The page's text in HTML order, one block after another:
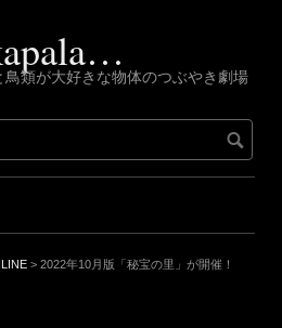
類が大好きな物体のつぶやき劇場
> 2022年10月版「秘宝の里」が開催！